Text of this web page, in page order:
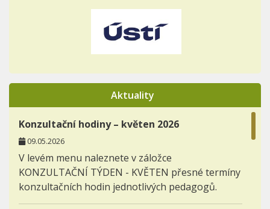
Aktuality
Konzultační hodiny – květen 2026
09.05.2026
V levém menu naleznete v záložce
KONZULTAČNÍ TÝDEN - KVĚTEN přesné termíny
konzultačních hodin jednotlivých pedagogů.